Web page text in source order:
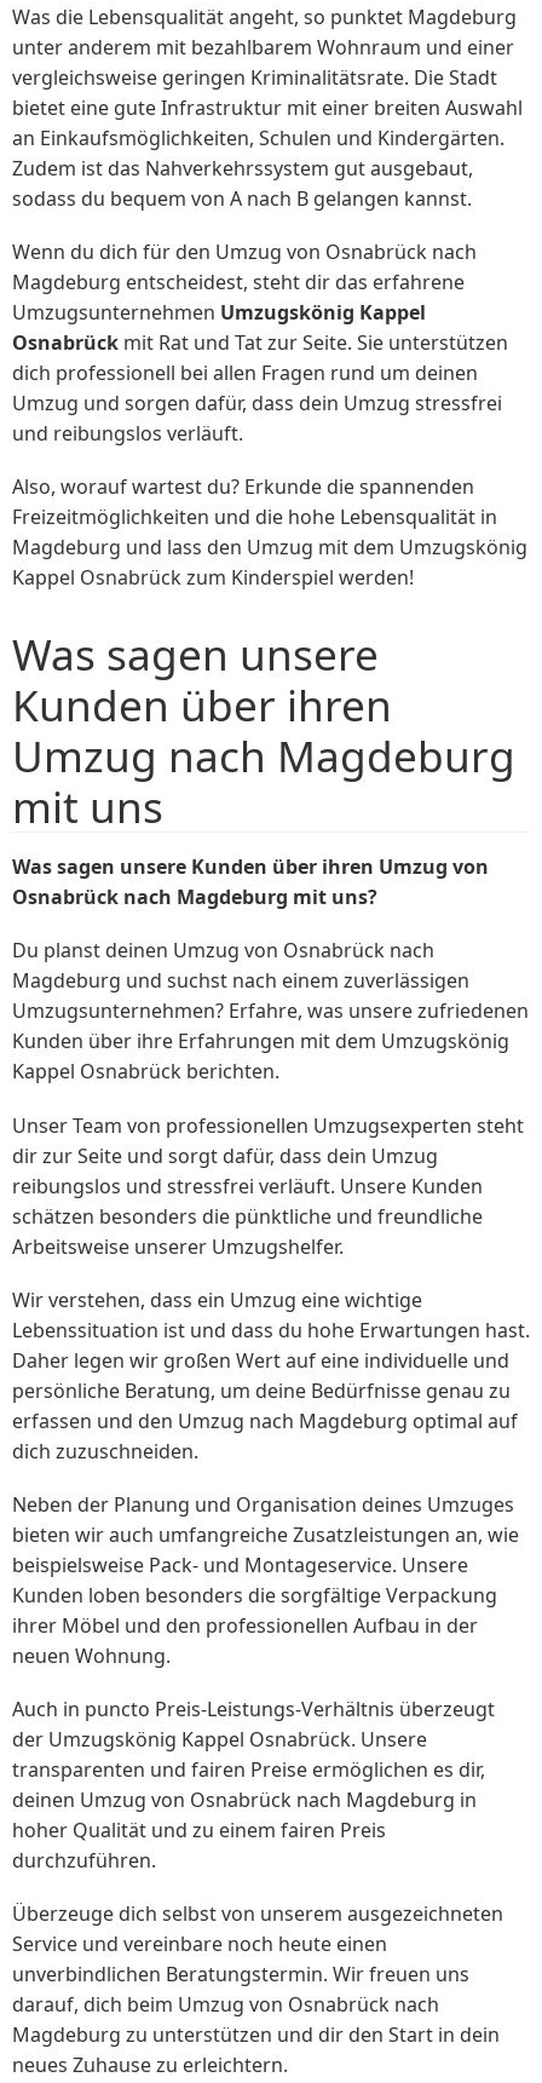
Was die Lebensqualität angeht, so punktet Magdeburg
unter anderem mit bezahlbarem Wohnraum und einer
vergleichsweise geringen Kriminalitätsrate. Die Stadt
bietet eine gute Infrastruktur mit einer breiten Auswahl
an Einkaufsmöglichkeiten, Schulen und Kindergärten.
Zudem ist das Nahverkehrssystem gut ausgebaut,
sodass du bequem von A nach B gelangen kannst.
Wenn du dich für den Umzug von Osnabrück nach
Magdeburg entscheidest, steht dir das erfahrene
Umzugsunternehmen Umzugskönig Kappel
Osnabrück mit Rat und Tat zur Seite. Sie unterstützen
dich professionell bei allen Fragen rund um deinen
Umzug und sorgen dafür, dass dein Umzug stressfrei
und reibungslos verläuft.
Also, worauf wartest du? Erkunde die spannenden
Freizeitmöglichkeiten und die hohe Lebensqualität in
Magdeburg und lass den Umzug mit dem Umzugskönig
Kappel Osnabrück zum Kinderspiel werden!
Was sagen unsere
Kunden über ihren
Umzug nach Magdeburg
mit uns
Was sagen unsere Kunden über ihren Umzug von
Osnabrück nach Magdeburg mit uns?
Du planst deinen Umzug von Osnabrück nach
Magdeburg und suchst nach einem zuverlässigen
Umzugsunternehmen? Erfahre, was unsere zufriedenen
Kunden über ihre Erfahrungen mit dem Umzugskönig
Kappel Osnabrück berichten.
Unser Team von professionellen Umzugsexperten steht
dir zur Seite und sorgt dafür, dass dein Umzug
reibungslos und stressfrei verläuft. Unsere Kunden
schätzen besonders die pünktliche und freundliche
Arbeitsweise unserer Umzugshelfer.
Wir verstehen, dass ein Umzug eine wichtige
Lebenssituation ist und dass du hohe Erwartungen hast.
Daher legen wir großen Wert auf eine individuelle und
persönliche Beratung, um deine Bedürfnisse genau zu
erfassen und den Umzug nach Magdeburg optimal auf
dich zuzuschneiden.
Neben der Planung und Organisation deines Umzuges
bieten wir auch umfangreiche Zusatzleistungen an, wie
beispielsweise Pack- und Montageservice. Unsere
Kunden loben besonders die sorgfältige Verpackung
ihrer Möbel und den professionellen Aufbau in der
neuen Wohnung.
Auch in puncto Preis-Leistungs-Verhältnis überzeugt
der Umzugskönig Kappel Osnabrück. Unsere
transparenten und fairen Preise ermöglichen es dir,
deinen Umzug von Osnabrück nach Magdeburg in
hoher Qualität und zu einem fairen Preis
durchzuführen.
Überzeuge dich selbst von unserem ausgezeichneten
Service und vereinbare noch heute einen
unverbindlichen Beratungstermin. Wir freuen uns
darauf, dich beim Umzug von Osnabrück nach
Magdeburg zu unterstützen und dir den Start in dein
neues Zuhause zu erleichtern.